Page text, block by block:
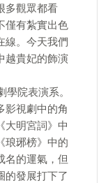
多觀眾都看
僅有紮實出色
線。今天我們
越貴妃的飾演
院表演系。
影視劇中的角
大明宮詞》中
琅琊榜》中的
名的運氣，但
的發展打下了